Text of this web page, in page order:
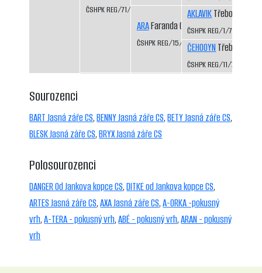
ČSHPK REG/71/84
ARAFaranda CS
ČSHPK REG/15/81
AKLAVIKTřeboň-
ČSHPK REG/1/77
ČEHOOYNTřeboň-
ČSHPK REG/11/79
Sourozenci
BART Jasná záře CS,BENNY Jasná záře CS,BETY Jasná záře CS,
BLESK Jasná záře CS,BRYX Jasná záře CS
Polosourozenci
DANGER Od Jankova kopce CS,DITKE od Jankova kopce CS,
ARTES Jasná záře CS,AXA Jasná záře CS,A-ORKA -pokusný
vrh,A-TERA - pokusný vrh,ABÉ - pokusný vrh,ARAN - pokusný
vrh